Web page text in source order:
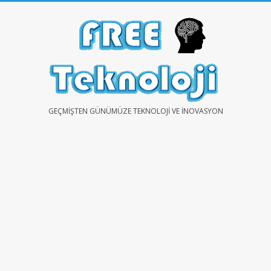
FREEGEÇMIŞTEN GÜNÜMÜZE TEKNOLOJI VE İNOVASYON